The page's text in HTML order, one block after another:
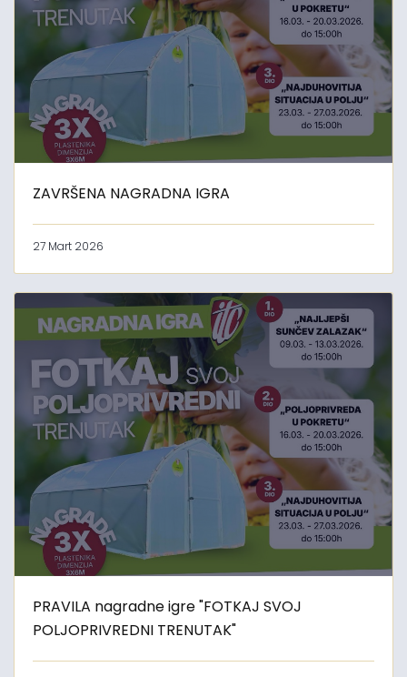
ZAVRŠENA NAGRADNA IGRA
27 Mart 2026
PRAVILA nagradne igre "FOTKAJ SVOJ
POLJOPRIVREDNI TRENUTAK"